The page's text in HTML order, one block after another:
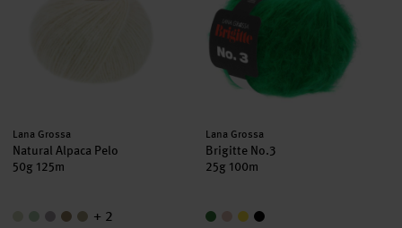
Hersteller:
Lana Grossa
Natural Alpaca Pelo
50g 125m
+ 2
Hersteller:
Lana Grossa
Brigitte No.3
25g 100m